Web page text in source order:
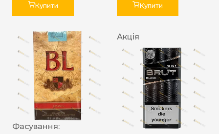
Купити Купити
Фасування:
Акція